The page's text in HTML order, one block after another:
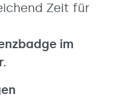
Zeit für
im